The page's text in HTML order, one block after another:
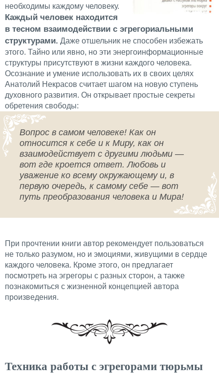
необходимы каждому человеку.
Каждый человек находится
в тесном взаимодействии с эгрегориальными
структурами. Даже отшельник не способен избежать
этого. Тайно или явно, но эти энергоинформационные
структуры присутствуют в жизни каждого человека.
Осознание и умение использовать их в своих целях
Анатолий Некрасов считает шагом на новую ступень
духовного развития. Он открывает простые секреты
обретения свободы:
Вопрос в самом человеке! Как он
относится к себе и к Миру, как он
взаимодействует с другими людьми —
вот где кроется ответ. Любовь и
уважение ко всему окружающему и, в
первую очередь, к самому себе — вот
путь преобразования человека и Мира!
При прочтении книги автор рекомендует пользоваться
не только разумом, но и эмоциями, живущими в сердце
каждого человека. Кроме этого, он предлагает
посмотреть на эгрегоры с разных сторон, а также
познакомиться с жизненной концепцией автора
произведения.
Техника работы с эгрегорами тюрьмы